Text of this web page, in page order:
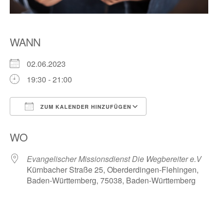
WANN
02.06.2023
19:30 - 21:00
ZUM KALENDER HINZUFÜGEN
WO
Evangelischer Missionsdienst Die Wegbereiter e.V
Kürnbacher Straße 25, Oberderdingen-Flehingen,
Baden-Württemberg, 75038, Baden-Württemberg